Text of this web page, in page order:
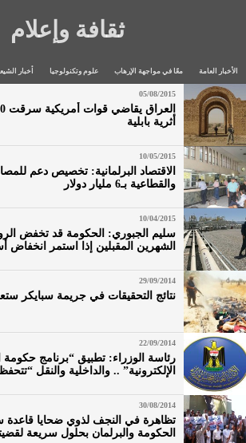
ثقافة وإعلام
الأخبار العامة معًا في مواجهة الإرهاب علوم وتكنولوجيا أخبار
05/08/2015
أثرية بابلية
10/05/2015
الاقتصاد البرلمانية: تخصيص دعم
والقطاعية بـ6 مليار دولار
10/04/2015
سليم الجبوري: الحكومة قد تخفض
الشهرين المقبلين إذا استمر انخفاض
29/09/2014
نتائج التحقيقات في جريمة سبايكر
22/09/2014
رئاسة الوزراء: تطبيق “برنامج حكومة
الإلكترونية” .. والداخلية والنقل
30/08/2014
تظاهرة في النجف لذوي ضحايا قاعدة
الحكومة والبرلمان بحلول سريعة